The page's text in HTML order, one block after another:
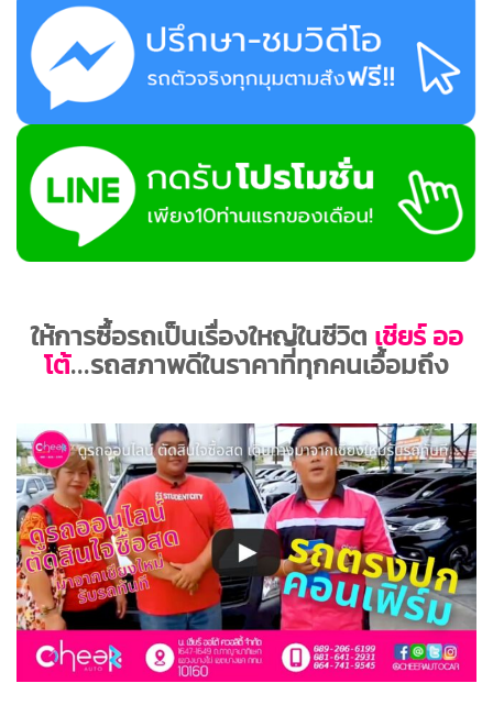
ให้การซื้อรถเป็นเรื่องใหญ่ในชีวิต เชียร์ ออ
โต้...รถสภาพดีในราคาที่ทุกคนเอื้อมถึง